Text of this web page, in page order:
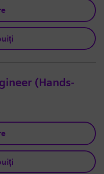
(Hands-